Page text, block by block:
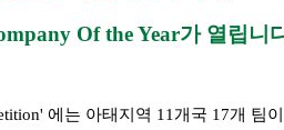
Of the Year가 열립니
에는 아태지역 11개국 17개 팀